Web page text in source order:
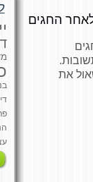
החגים
את